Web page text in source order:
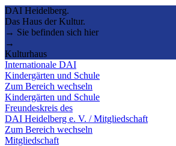
DAI Heidelberg.
Das Haus der Kultur.
→ Sie befinden sich hier
→
Kulturhaus
Internationale DAI
Kindergärten und Schule
Zum Bereich wechseln
Kindergärten und Schule
Freundeskreis des
DAI Heidelberg e. V. / Mitgliedschaft
Zum Bereich wechseln
Mitgliedschaft